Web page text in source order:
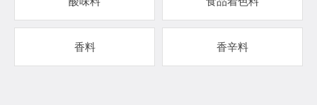
香料 香辛料